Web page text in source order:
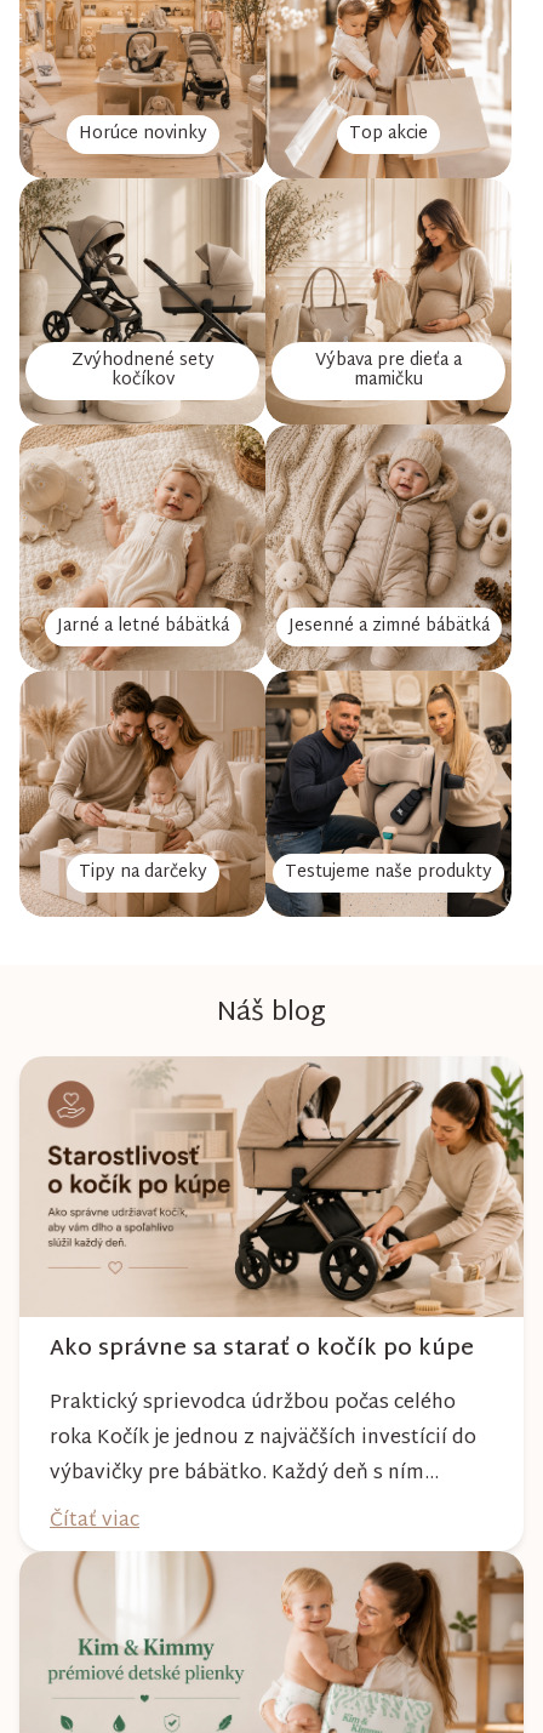
Horúce novinky Top akcie
Zvýhodnené sety
kočíkov
Výbava pre dieťa a
mamičku
Jarné a letné bábätká Jesenné a zimné bábätká
Tipy na darčeky Testujeme naše produkty
Náš blog
Ako správne sa starať o kočík po kúpe
Praktický sprievodca údržbou počas celého
roka Kočík je jednou z najväčších investícií do
výbavičky pre bábätko. Každý deň s ním
absolvujete prechádzky po meste, v parkoch,
na lesných chodníkoch aj počas nepriaznivého
počasia. Pravidelnou starostlivosťou si však
môžete byť istí, že vám bude spoľahlivo slúžiť
dlhé roky a zachová si svoj krásny vzhľ...
Čítať viac